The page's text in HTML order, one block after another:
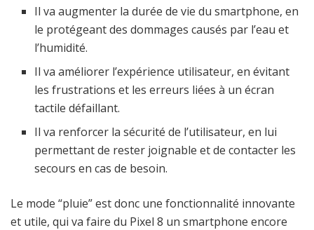
Il va augmenter la durée de vie du smartphone, en
le protégeant des dommages causés par l’eau et
l’humidité.
Il va améliorer l’expérience utilisateur, en évitant
les frustrations et les erreurs liées à un écran
tactile défaillant.
Il va renforcer la sécurité de l’utilisateur, en lui
permettant de rester joignable et de contacter les
secours en cas de besoin.
Le mode “pluie” est donc une fonctionnalité innovante
et utile, qui va faire du Pixel 8 un smartphone encore